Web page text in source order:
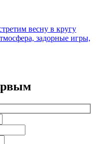
весну в кругу
задорные игры,